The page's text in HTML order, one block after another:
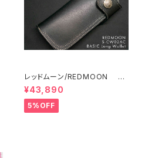
レッドムーン/REDMOON ロ
ングウォレット S-CW02AC-O
BK
¥43,890
5%OFF